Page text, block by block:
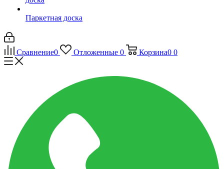
Паркетная доска
Сравнение0 Отложенные 0 Корзина0 0